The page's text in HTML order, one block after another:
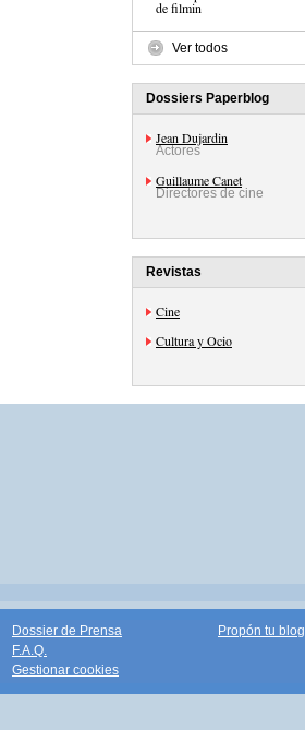
de filmin
Ver todos
Dossiers Paperblog
Jean Dujardin
Actores
Guillaume Canet
Directores de cine
Revistas
Cine
Cultura y Ocio
Dossier de Prensa
F.A.Q.
Gestionar cookies
Propón tu blog